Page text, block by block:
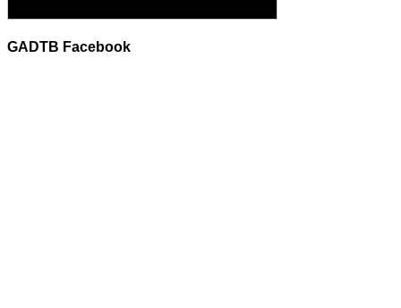
GADTB Facebook